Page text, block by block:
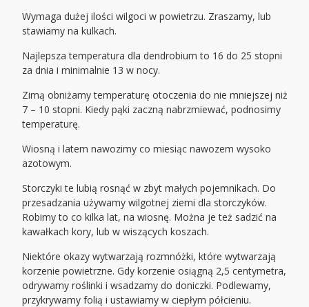
Wymaga dużej ilości wilgoci w powietrzu. Zraszamy, lub
stawiamy na kulkach.
Najlepsza temperatura dla dendrobium to 16 do 25 stopni
za dnia i minimalnie 13 w nocy.
Zimą obniżamy temperaturę otoczenia do nie mniejszej niż
7 – 10 stopni. Kiedy pąki zaczną nabrzmiewać, podnosimy
temperaturę.
Wiosną i latem nawozimy co miesiąc nawozem wysoko
azotowym.
Storczyki te lubią rosnąć w zbyt małych pojemnikach. Do
przesadzania używamy wilgotnej ziemi dla storczyków.
Robimy to co kilka lat, na wiosnę. Można je też sadzić na
kawałkach kory, lub w wiszących koszach.
Niektóre okazy wytwarzają rozmnóżki, które wytwarzają
korzenie powietrzne. Gdy korzenie osiągną 2,5 centymetra,
odrywamy roślinki i wsadzamy do doniczki. Podlewamy,
przykrywamy folią i ustawiamy w ciepłym półcieniu.